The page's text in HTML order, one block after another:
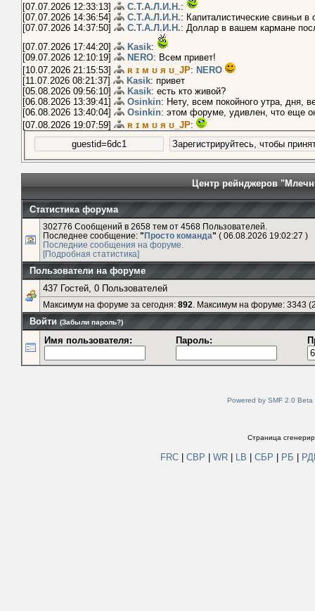
[07.07.2026 12:33:13]
С.Т.А.Л.И.Н.:
[07.07.2026 14:36:54]
С.Т.А.Л.И.Н.: Капиталистические свиньи
[07.07.2026 14:37:50]
С.Т.А.Л.И.Н.: Доллар в вашем кармане
[07.07.2026 17:44:20]
Kasik:
[09.07.2026 12:10:19]
NERO: Всем привет!
[10.07.2026 21:15:53]
ʀ ɪ м ʊ я ʊ_JP: NERO
[11.07.2026 08:21:37]
Kasik: привет
[05.08.2026 09:56:10]
Kasik: есть кто живой?
[06.08.2026 13:39:41]
Osinkin: Нету, всем покойного утра, дня,
[06.08.2026 13:40:04]
Osinkin: этом форуме, удивлен, что еще
[07.08.2026 19:07:59]
ʀ ɪ м ʊ я ʊ_JP:
Центр рейнджеров
Статистика форума
302776 Сообщений в 2658 тем от 4568 Пользователей.
Последнее сообщение: "Просто команда" ( 06.08.2026 19:02:27 )
Последние сообщения на форуме.
[Подробная статистика]
Пользователи на форуме
437 Гостей, 0 Пользователей
Максимум на форуме за сегодня: 892 . Максимум на форуме: 3343
Войти(Забыли пароль?)
Имя пользователя: Пароль:
Powered by SMF 2.0 Beta
Страница
FRC | СВР | WR | LB | СБР | РБ |